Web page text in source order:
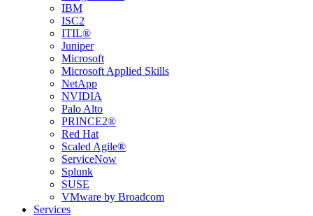
IBM
ISC2
ITIL®
Juniper
Microsoft
Microsoft Applied Skills
NetApp
NVIDIA
Palo Alto
PRINCE2®
Red Hat
Scaled Agile®
ServiceNow
Splunk
SUSE
VMware by Broadcom
Services